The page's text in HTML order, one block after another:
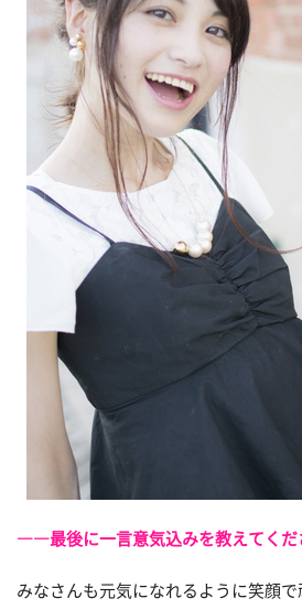
――最後に一言意気込みを教えてくだ
みなさんも元気になれるように笑顔